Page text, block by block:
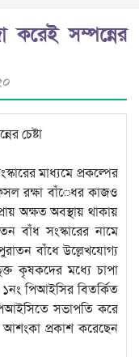
করেই সম্পন্নের
মাধ্যমে প্রকল্পের
রক্ষা বাঁেধর কাজও
অক্ষত অবস্থায় থাকায়
বাঁধ সংস্কারের নামে
বাঁধে উল্লেখযোগ্য
কৃষকদের মধ্যে চাপা
পিআইসির বিতর্কিত
সভাপতি করে
আশংকা প্রকাশ করেছেন